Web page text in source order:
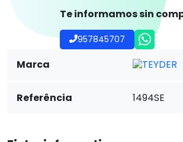
Te informamos sin
957845707
Marca
Referência 1494SE